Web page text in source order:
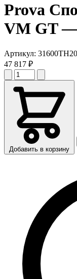
Prova
VM GT—
Артикул:
47 817 ₽
Добавить в корзину